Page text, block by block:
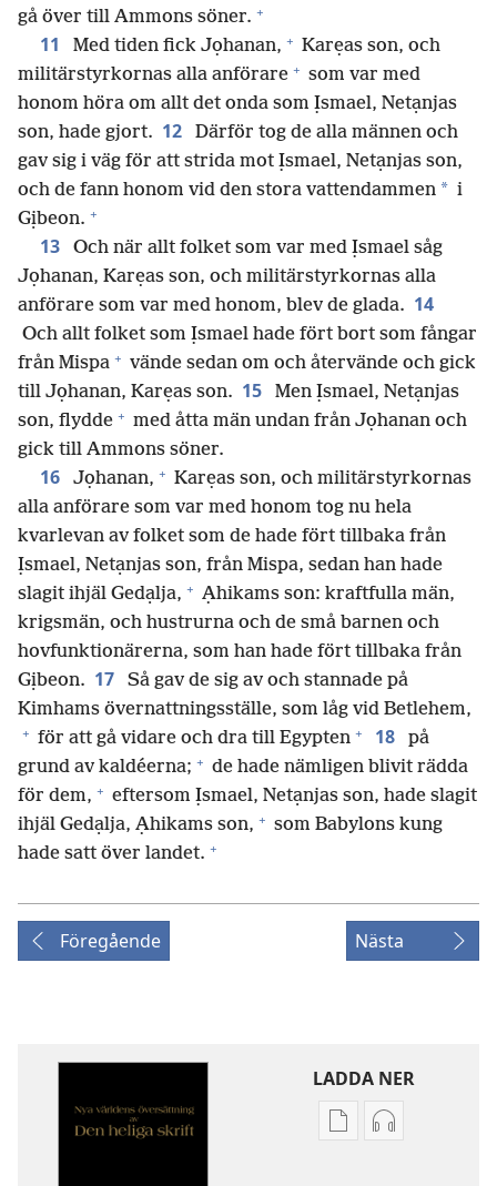
gå över till Ammons söner. +
11 Med tiden fick Jọhanan, + Karẹas son, och
militärstyrkornas alla anförare + som var med
honom höra om allt det onda som Ịsmael, Netạnjas
son, hade gjort. 12
Därför tog de alla männen och
gav sig i väg för att strida mot Ịsmael, Netạnjas son,
och de fann honom vid den stora vattendammen * i
Gịbeon. +
13
Och när allt folket som var med Ịsmael såg
Jọhanan, Karẹas son, och militärstyrkornas alla
anförare som var med honom, blev de glada. 14
Och allt folket som Ịsmael hade fört bort som fångar
från Mispa + vände sedan om och återvände och gick
till Jọhanan, Karẹas son. 15
Men Ịsmael, Netạnjas
son, flydde + med åtta män undan från Jọhanan och
gick till Ammons söner.
16 Jọhanan, + Karẹas son, och militärstyrkornas
alla anförare som var med honom tog nu hela
kvarlevan av folket som de hade fört tillbaka från
Ịsmael, Netạnjas son, från Mispa, sedan han hade
slagit ihjäl Gedạlja, + Ạhikams son: kraftfulla män,
krigsmän, och hustrurna och de små barnen och
hovfunktionärerna, som han hade fört tillbaka från
Gịbeon. 17
Så gav de sig av och stannade på
Kimhams övernattningsställe, som låg vid Betlehem,
+ för att gå vidare och dra till Egypten + 18
på
grund av kaldéerna; + de hade nämligen blivit rädda
för dem, + eftersom Ịsmael, Netạnjas son, hade slagit
ihjäl Gedạlja, Ạhikams son, + som Babylons kung
hade satt över landet. +
Föregående Nästa
LADDA NER
Valmöjligheter